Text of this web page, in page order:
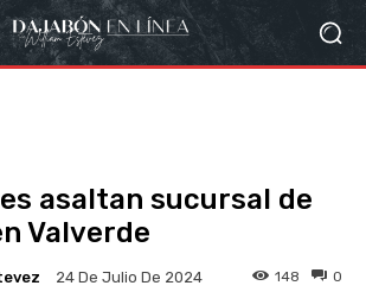
asaltan sucursal de
Valverde
24 De Julio De 2024 0
148